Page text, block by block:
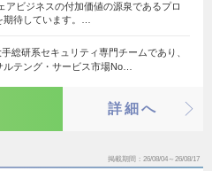
アビジネスの付加価値の源泉であるプロ
待しています。…
総研系セキュリティ専門チームであり、
テング・サービス市場No…
詳細へ
掲載期間 26/08/04～26/08/17